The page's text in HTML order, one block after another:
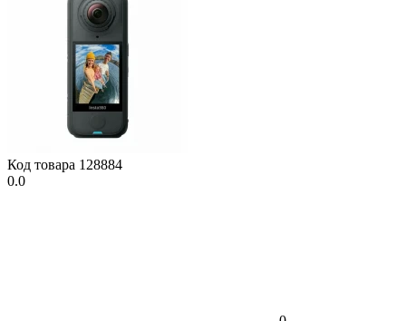
Код товара 128884
0.0